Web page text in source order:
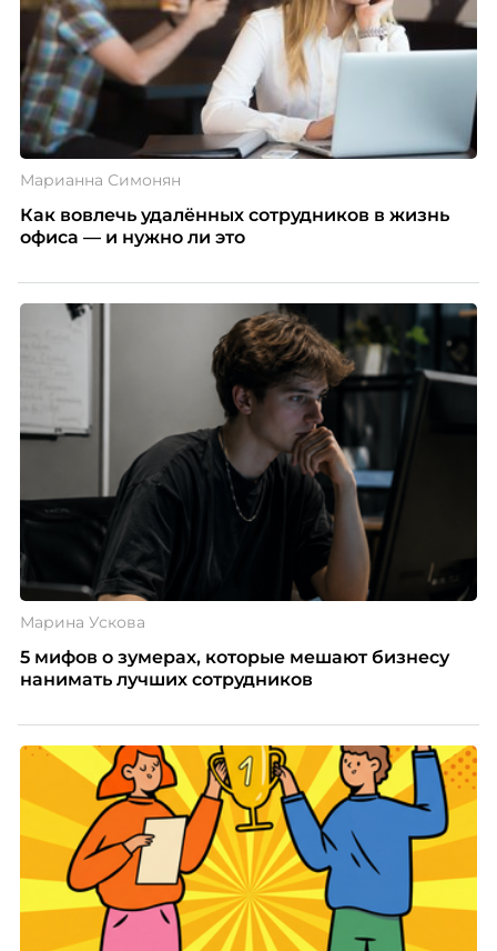
Марианна Симонян
Как вовлечь удалённых сотрудников в жизнь
офиса — и нужно ли это
Марина Ускова
5 мифов о зумерах, которые мешают бизнесу
нанимать лучших сотрудников